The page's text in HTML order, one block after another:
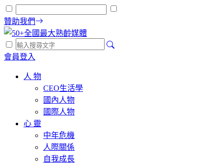
贊助我們
會員登入
人 物
CEO生活學
國內人物
國際人物
心 靈
中年危機
人際關係
自我成長